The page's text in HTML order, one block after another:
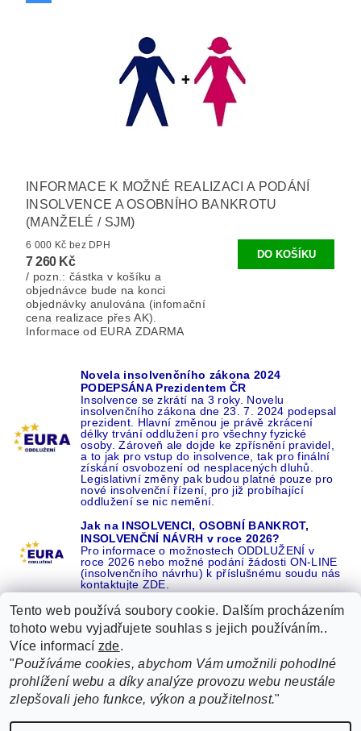
INFORMACE K MOŽNÉ REALIZACI A PODÁNÍ
INSOLVENCE A OSOBNÍHO BANKROTU
(MANŽELÉ / SJM)
6 000 Kč bez DPH
7 260 Kč
/ pozn.: částka v košíku a
objednávce bude na konci
objednávky anulována (infomační
cena realizace přes AK).
Informace od EURA ZDARMA
Novela insolvenčního zákona 2024
PODEPSÁNA Prezidentem ČR
Insolvence se zkrátí na 3 roky. Novelu
insolvenčního zákona dne 23. 7. 2024 podepsal
prezident. Hlavní změnou je právě zkrácení
délky trvání oddlužení pro všechny fyzické
osoby. Zároveň ale dojde ke zpřísnění pravidel,
a to jak pro vstup do insolvence, tak pro finální
získání osvobození od nesplacených dluhů.
Legislativní změny pak budou platné pouze pro
nové insolvenční řízení, pro již probíhající
oddlužení se nic nemění.
Jak na INSOLVENCI, OSOBNÍ BANKROT,
INSOLVENČNÍ NÁVRH v roce 2026?
Pro informace o možnostech ODDLUŽENÍ v
roce 2026 nebo možné podání žádosti ON-LINE
(insolvenčního návrhu) k příslušnému soudu nás
kontaktujte ZDE.
Recenze o NÁS na GOOGLE 16 let REFERENCÍ v celé ČR |
Recenze o NÁS na SEZNAMU |
ŽÁDEJTE život BEZ DLUHŮ nebo EXEKUCÍ ZDE
Tento web používá soubory cookie. Dalším procházením
tohoto webu vyjadřujete souhlas s jejich používáním..
Více informací zde.
"Používáme cookies, abychom Vám umožnili pohodlné
prohlížení webu a díky analýze provozu webu neustále
zlepšovali jeho funkce, výkon a použitelnost."